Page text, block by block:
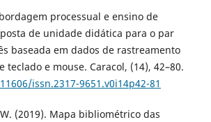
processual e ensino de
de unidade didática para o par
baseada em dados de rastreamento
teclado e mouse. Caracol, (14), 42–80.
issn.2317-9651.v0i14p42-81
(2019). Mapa bibliométrico das